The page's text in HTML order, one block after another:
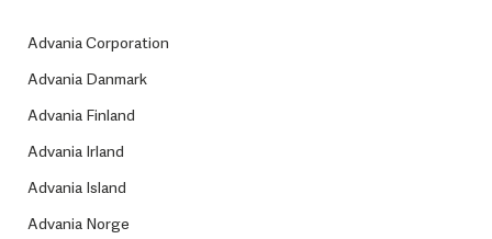
Advania Corporation
Advania Danmark
Advania Finland
Advania Irland
Advania Island
Advania Norge